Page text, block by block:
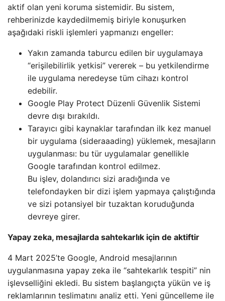
aktif olan yeni koruma sistemidir. Bu sistem,
rehberinizde kaydedilmemiş biriyle konuşurken
aşağıdaki riskli işlemleri yapmanızı engeller:
Yakın zamanda taburcu edilen bir uygulamaya
“erişilebilirlik yetkisi” vererek – bu yetkilendirme
ile uygulama neredeyse tüm cihazı kontrol
edebilir.
Google Play Protect Düzenli Güvenlik Sistemi
devre dışı bırakıldı.
Tarayıcı gibi kaynaklar tarafından ilk kez manuel
bir uygulama (sideraaading) yüklemek, mesajların
uygulanması: bu tür uygulamalar genellikle
Google tarafından kontrol edilmez.
Bu işlev, dolandırıcı sizi aradığında ve
telefondayken bir dizi işlem yapmaya çalıştığında
ve sizi potansiyel bir tuzaktan koruduğunda
devreye girer.
Yapay zeka, mesajlarda sahtekarlık için de aktiftir
4 Mart 2025’te Google, Android mesajlarının
uygulanmasına yapay zeka ile “sahtekarlık tespiti” nin
işlevselliğini ekledi. Bu sistem başlangıçta yükün ve iş
reklamlarının teslimatını analiz etti. Yeni güncelleme ile